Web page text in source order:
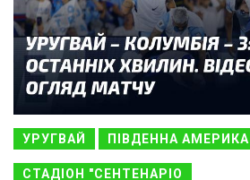
УРУГВАЙ ПІВДЕННА АМЕРИКА
СТАДІОН "СЕНТЕНАРІО